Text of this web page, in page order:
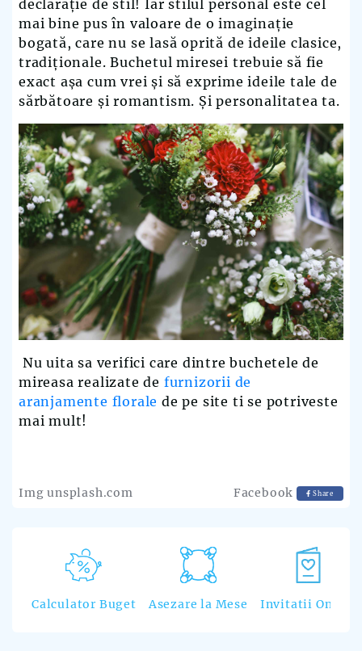
declarație de stil! Iar stilul personal este cel
mai bine pus în valoare de o imaginație
bogată, care nu se lasă oprită de ideile clasice,
tradiționale. Buchetul miresei trebuie să fie
exact așa cum vrei și să exprime ideile tale de
sărbătoare și romantism. Și personalitatea ta.
Nu uita sa verifici care dintre buchetele de
mireasa realizate de furnizorii de
aranjamente florale de pe site ti se potriveste
mai mult!
Img unsplash.com Facebook Share
Calculator Buget Asezare la Mese Invitatii Online